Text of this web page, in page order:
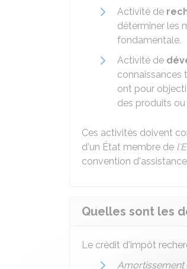
Activité de
déterminer les
fondamentale.
Activité de
connaissances
ont pour
des produits
Ces activités doivent
d'un État membre de
convention
Quelles sont les
Le crédit d'impôt
Amortissement